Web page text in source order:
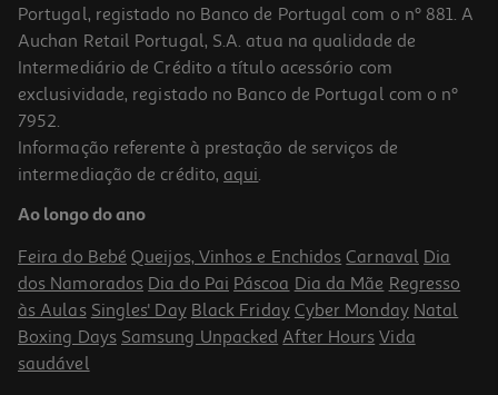
Portugal, registado no Banco de Portugal com o nº 881. A
Auchan Retail Portugal, S.A. atua na qualidade de
Intermediário de Crédito a título acessório com
exclusividade, registado no Banco de Portugal com o nº
7952.
Informação referente à prestação de serviços de
intermediação de crédito, aqui.
Ao longo do ano
Feira do Bebé Queijos, Vinhos e Enchidos Carnaval Dia
dos Namorados Dia do Pai Páscoa Dia da Mãe Regresso
às Aulas Singles' Day Black Friday Cyber Monday Natal
Boxing Days Samsung Unpacked After Hours Vida
saudável